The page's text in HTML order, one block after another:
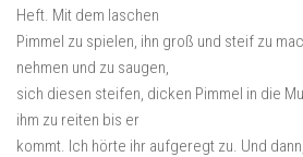
Heft. Mit dem laschen
Pimmel zu spielen, ihn groß und steif zu
nehmen und zu saugen,
sich diesen steifen, dicken Pimmel in die
ihm zu reiten bis er
kommt. Ich hörte ihr aufgeregt zu. Und